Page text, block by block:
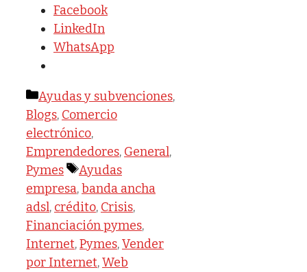
Facebook
LinkedIn
WhatsApp
Categorías
Ayudas y subvenciones,
Blogs, Comercio
electrónico,
Emprendedores, General,
Pymes
Etiquetas
Ayudas
empresa,banda ancha
adsl, crédito, Crisis,
Financiación pymes,
Internet,Pymes,Vender
por Internet,Web